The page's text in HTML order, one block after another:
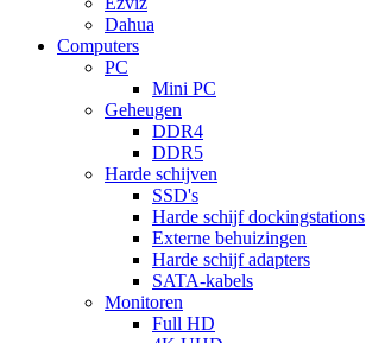
Dahua
Computers
PC
Mini PC
Geheugen
DDR4
DDR5
Harde schijven
SSD's
Harde schijf dockingstations
Externe behuizingen
Harde schijf adapters
SATA-kabels
Monitoren
Full HD